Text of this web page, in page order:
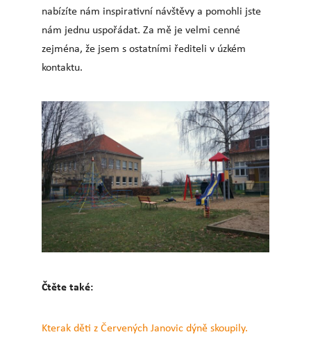
nabízíte nám inspirativní návštěvy a pomohli jste
nám jednu uspořádat. Za mě je velmi cenné
zejména, že jsem s ostatními řediteli v úzkém
kontaktu.
Čtěte také:
Kterak děti z Červených Janovic dýně skoupily.